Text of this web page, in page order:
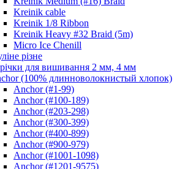
Kreinik cable
Kreinik 1/8 Ribbon
Kreinik Heavy #32 Braid (5m)
Micro Ice Chenill
різне
для вишивання 2 мм, 4 мм
(100% длинноволокнистый хлопок)
Anchor (#1-99)
Anchor (#100-189)
Anchor (#203-298)
Anchor (#300-399)
Anchor (#400-899)
Anchor (#900-979)
Anchor (#1001-1098)
Anchor (#1201-9575)